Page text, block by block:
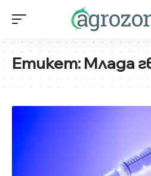
Етикет:Млада